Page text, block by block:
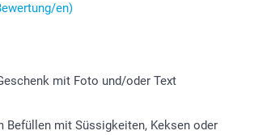
en)
mit Foto und/oder Text
Befüllen mit Süssigkeiten, Keksen oder